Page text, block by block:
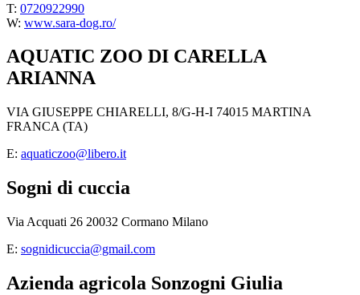
T: 0720922990
W: www.sara-dog.ro/
AQUATIC ZOO DI CARELLA
ARIANNA
VIA GIUSEPPE CHIARELLI, 8/G-H-I 74015 MARTINA
FRANCA (TA)
E: aquaticzoo@libero.it
Sogni di cuccia
Via Acquati 26 20032 Cormano Milano
E: sognidicuccia@gmail.com
Azienda agricola Sonzogni Giulia